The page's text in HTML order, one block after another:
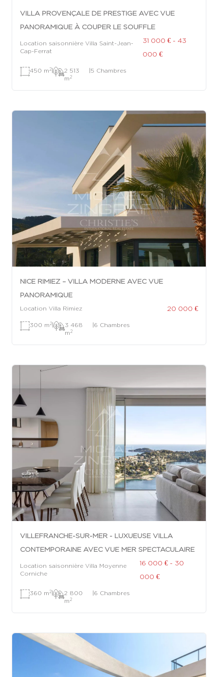
VILLA PROVENÇALE DE PRESTIGE AVEC VUE
PANORAMIQUE À COUPER LE SOUFFLE
Location saisonnière Villa Saint-Jean-
Cap-Ferrat
31 000 € - 43
000 €
450 m 2|
2 513
m 2
|5 Chambres
NICE RIMIEZ – VILLA MODERNE AVEC VUE
PANORAMIQUE
Location Villa Rimiez 20 000 €
300 m 2|
3 468
m 2
|6 Chambres
VILLEFRANCHE-SUR-MER - LUXUEUSE VILLA
CONTEMPORAINE AVEC VUE MER SPECTACULAIRE
Location saisonnière Villa Moyenne
Corniche
16 000 € - 30
000 €
360 m 2|
2 800
m 2
|6 Chambres